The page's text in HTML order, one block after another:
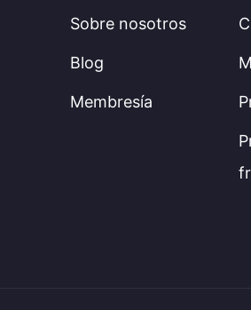
Sobre nosotros
Blog
Membresía